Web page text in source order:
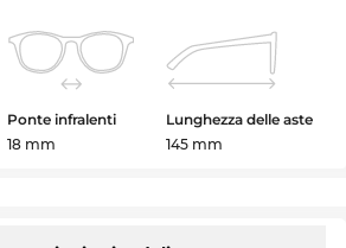
Ponte infralenti
18 mm
Lunghezza delle aste
145 mm